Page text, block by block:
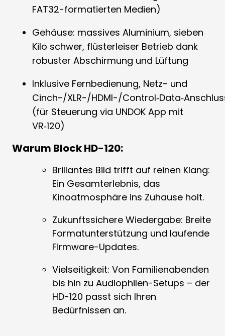
FAT32-formatierten Medien)
Gehäuse: massives Aluminium, sieben
Kilo schwer, flüsterleiser Betrieb dank
robuster Abschirmung und Lüftung
Inklusive Fernbedienung, Netz- und
Cinch-/XLR-/HDMI-/
(für Steuerung via UNDOK App mit
VR‑120)
Warum Block HD-120:
Brillantes Bild trifft auf reinen Klang:
Ein Gesamterlebnis, das
Kinoatmosphäre ins Zuhause holt.
Zukunftssichere Wiedergabe: Breite
Formatunterstützung und laufende
Firmware-Updates.
Vielseitigkeit: Von Familienabenden
bis hin zu Audiophilen-Setups – der
HD-120 passt sich Ihren
Bedürfnissen an.